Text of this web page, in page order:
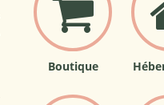
Boutique